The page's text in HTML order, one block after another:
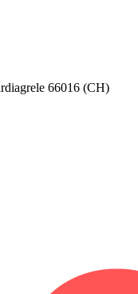
66016 (CH)